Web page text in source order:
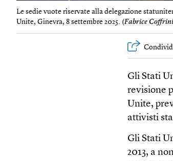
Le sedie vuote riservate alla delegazione
Unite, Ginevra, 8 settembre 2025. (Fabrice
Gli Stati
revisione
Unite,
attivisti
Gli Stati
2013, a